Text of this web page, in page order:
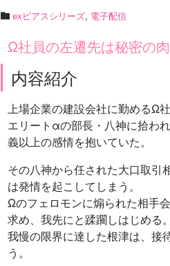
exピアスシリーズ, 電子配信
Ω社員の左遷先は秘密の
内容紹介
上場企業の建設会社に勤めるΩ社
エリートαの部長・八神に拾わ
義以上の感情を抱いていた。
その八神から任された大口取引
は発情を起こしてしまう。
Ωのフェロモンに煽られた相手
求め、我先にと蹂躙しはじめる。
我慢の限界に達した根津は、接
う。